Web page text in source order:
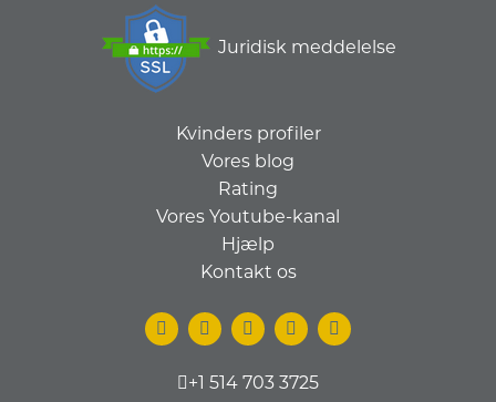
Juridisk meddelelse
Kvinders profiler
Vores blog
Rating
Vores Youtube-kanal
Hjælp
Kontakt os
+1 514 703 3725